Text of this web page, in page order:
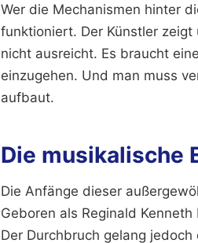
Wer die Mechanismen hinter
funktioniert. Der Künstler
nicht ausreicht. Es braucht
einzugehen. Und man muss
aufbaut.
Die musikalische
Die Anfänge dieser
Geboren als Reginald
Der Durchbruch gelang